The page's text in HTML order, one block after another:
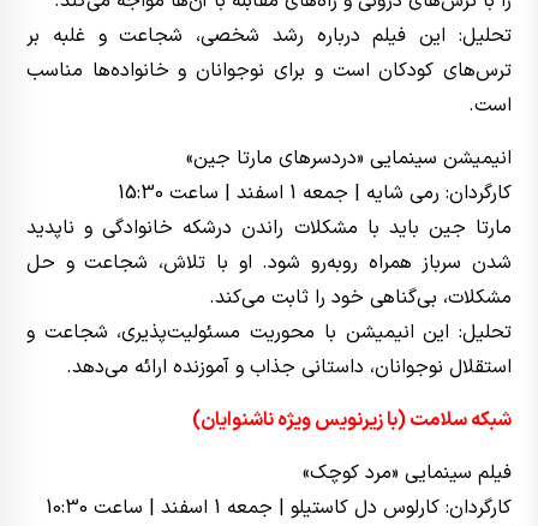
تحلیل: این فیلم درباره رشد شخصی، شجاعت و غلبه بر
ترس‌های کودکان است و برای نوجوانان و خانواده‌ها مناسب
است.
انیمیشن سینمایی «دردسرهای مارتا جین»
کارگردان: رمی شایه | جمعه 1 اسفند | ساعت 15:30
مارتا جین باید با مشکلات راندن درشکه خانوادگی و ناپدید
شدن سرباز همراه روبه‌رو شود. او با تلاش، شجاعت و حل
مشکلات، بی‌گناهی خود را ثابت می‌کند.
تحلیل: این انیمیشن با محوریت مسئولیت‌پذیری، شجاعت و
استقلال نوجوانان، داستانی جذاب و آموزنده ارائه می‌دهد.
شبکه سلامت (با زیرنویس ویژه ناشنوایان)
فیلم سینمایی «مرد کوچک»
کارگردان: کارلوس دل کاستیلو | جمعه 1 اسفند | ساعت 10:30